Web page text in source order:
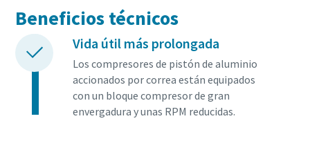
Beneficios técnicos
Vida útil más prolongada
Los compresores de pistón de aluminio
accionados por correa están equipados
con un bloque compresor de gran
envergadura y unas RPM reducidas.